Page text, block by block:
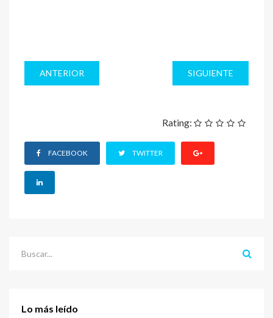
ANTERIOR SIGUIENTE
Rating:
FACEBOOK TWITTER
Lo más leído